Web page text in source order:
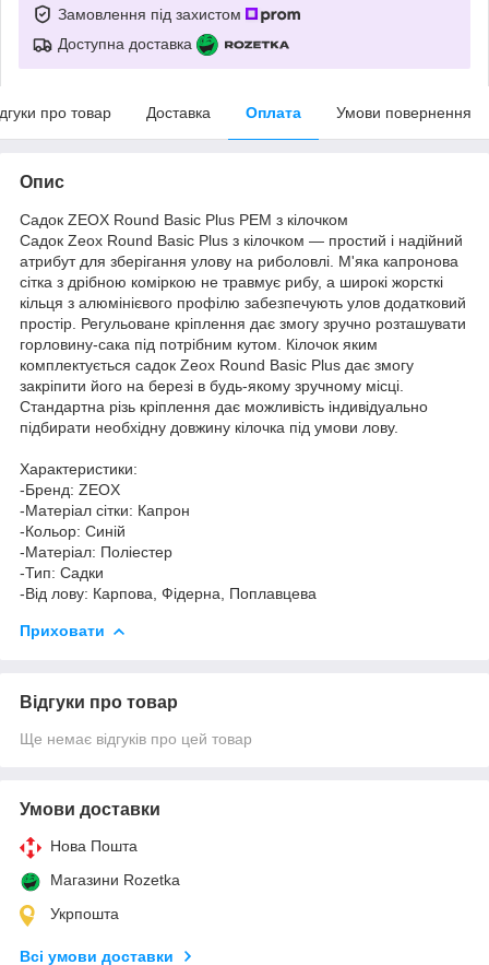
Замовлення під захистом
Доступна доставка
про товар Доставка Оплата Умови повернення
Опис
Садок ZEOX Round Basic Plus PEM з кілочком
Садок Zeox Round Basic Plus з кілочком — простий і надійний
атрибут для зберігання улову на риболовлі. М'яка капронова
сітка з дрібною коміркою не травмує рибу, а широкі жорсткі
кільця з алюмінієвого профілю забезпечують улов додатковий
простір. Регульоване кріплення дає змогу зручно розташувати
горловину-сака під потрібним кутом. Кілочок яким
комплектується садок Zeox Round Basic Plus дає змогу
закріпити його на березі в будь-якому зручному місці.
Стандартна різь кріплення дає можливість індивідуально
підбирати необхідну довжину кілочка під умови лову.
Характеристики:
-Бренд: ZEOX
-Матеріал сітки: Капрон
-Кольор: Синій
-Матеріал: Поліестер
-Тип: Садки
-Від лову: Карпова, Фідерна, Поплавцева
Приховати
Відгуки про товар
Ще немає відгуків про цей товар
Умови доставки
Нова Пошта
Магазини Rozetka
Укрпошта
Всі умови доставки